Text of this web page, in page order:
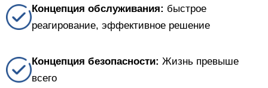
Концепция обслуживания: быстрое
реагирование, эффективное решение
Концепция безопасности: Жизнь превыше
всего